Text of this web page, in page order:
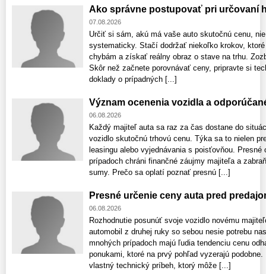
Ako správne postupovať pri určovaní
07.08.2026
Určiť si sám, akú má vaše auto skutočnú cenu,
systematicky. Stačí dodržať niekoľko krokov,
chybám a získať reálny obraz o stave na trhu.
Skôr než začnete porovnávať ceny, pripravte si
doklady o prípadných [...]
Význam ocenenia vozidla a
06.08.2026
Každý majiteľ auta sa raz za čas dostane do
vozidlo skutočnú trhovú cenu. Týka sa to nielen
leasingu alebo vyjednávania s poisťovňou.
prípadoch chráni finančné záujmy majiteľa a
sumy. Prečo sa oplatí poznať presnú [...]
Presné určenie ceny auta pred
06.08.2026
Rozhodnutie posunúť svoje vozidlo novému
automobil z druhej ruky so sebou nesie potrebu
mnohých prípadoch majú ľudia tendenciu cenu
ponukami, ktoré na prvý pohľad vyzerajú
vlastný technický príbeh, ktorý môže [...]